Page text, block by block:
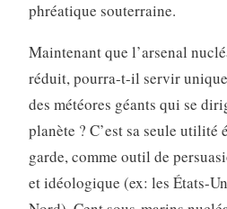
phréatique souterraine.
Maintenant que l’arsenal
réduit, pourra-t-il servir
des météores géants qui se
planète ? C’est sa seule utilité
garde, comme outil de
et idéologique (ex: les États-